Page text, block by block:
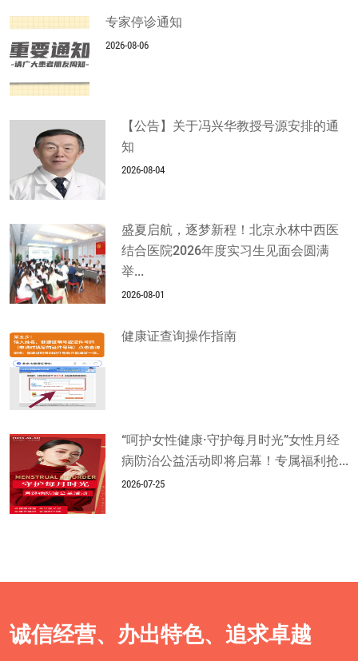
专家停诊通知
2026-08-06
【公告】关于冯兴华教授号源安排的通
知
2026-08-04
盛夏启航，逐梦新程！北京永林中西医
结合医院2026年度实习生见面会圆满
举...
2026-08-01
健康证查询操作指南
“呵护女性健康·守护每月时光”女性月经
病防治公益活动即将启幕！专属福利抢...
2026-07-25
诚信经营、办出特色、追求卓越